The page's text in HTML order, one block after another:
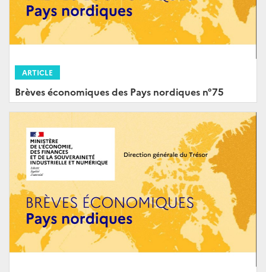
ARTICLE
Brèves économiques des Pays nordiques n°75